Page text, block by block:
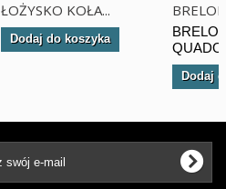
ŁOŻYSKO KOŁA...
Dodaj do koszyka
Dodaj